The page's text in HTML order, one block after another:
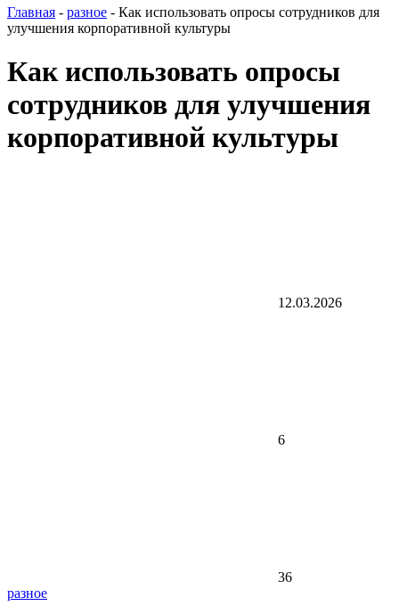
Главная - разное - Как использовать опросы сотрудников для
улучшения корпоративной культуры
Как использовать опросы
сотрудников для улучшения
корпоративной культуры
12.03.2026
6
36
разное